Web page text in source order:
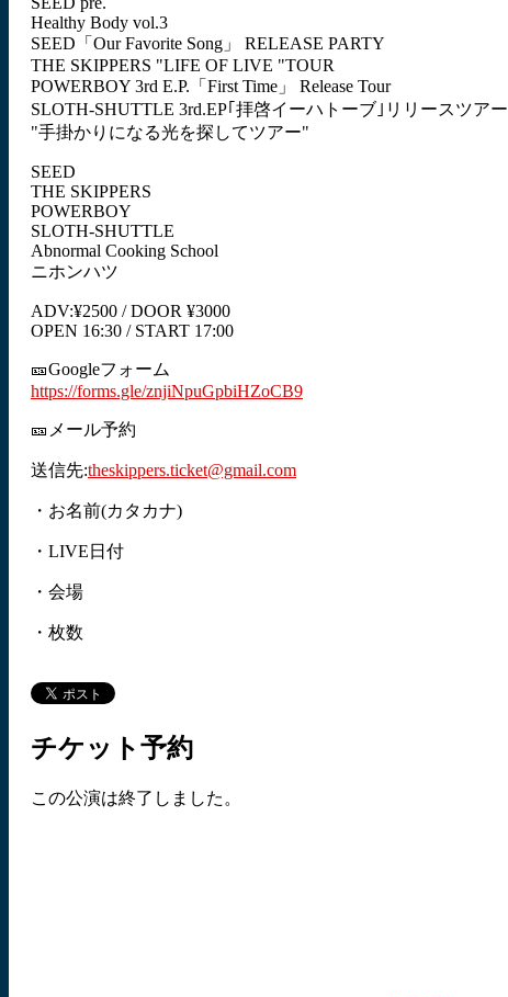
Healthy Body vol.3
SEED「Our Favorite Song」 RELEASE PARTY
THE SKIPPERS "LIFE OF LIVE "TOUR
POWERBOY 3rd E.P.「First Time」 Release Tour
SLOTH-SHUTTLE 3rd.EP｢拝啓イーハトーブ｣リリースツアー
"手掛かりになる光を探してツアー"
SEED
THE SKIPPERS
POWERBOY
SLOTH-SHUTTLE
Abnormal Cooking School
ニホンハツ
ADV:¥2500 / DOOR ¥3000
OPEN 16:30 / START 17:00
🎫Googleフォーム
https://forms.gle/znjiNpuGpbiHZoCB9
🎫メール予約
送信先:theskippers.ticket@gmail.com
・お名前(カタカナ)
・LIVE日付
・会場
・枚数
チケット予約
この公演は終了しました。